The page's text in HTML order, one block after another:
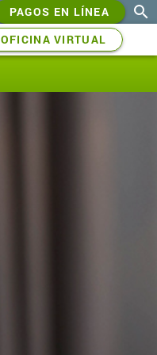
PAGOS EN LÍNEA search
OFICINA VIRTUAL